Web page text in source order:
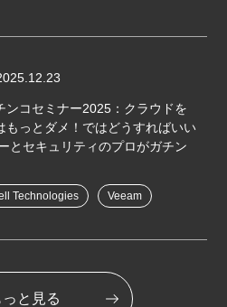
ンコセミナー2025：クラウドを
もっとダメ！ではどうすればいい
とセキュリティのプロがガチン
Technologies Veeam
っと見る